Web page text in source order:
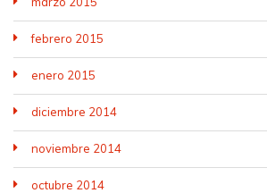
febrero 2015
enero 2015
diciembre 2014
noviembre 2014
octubre 2014